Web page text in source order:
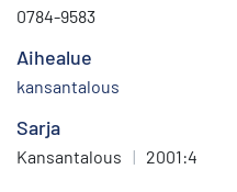
0784-9583
Aihealue
kansantalous
Sarja
Kansantalous | 2001:4